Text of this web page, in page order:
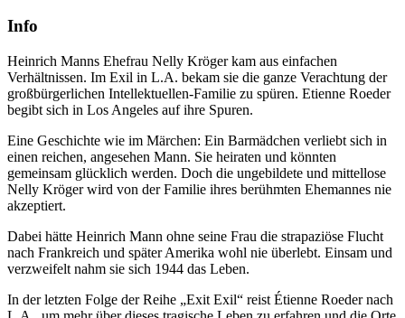
Info
Heinrich Manns Ehefrau Nelly Kröger kam aus einfachen
Verhältnissen. Im Exil in L.A. bekam sie die ganze Verachtung der
großbürgerlichen Intellektuellen-Familie zu spüren. Etienne Roeder
begibt sich in Los Angeles auf ihre Spuren.
Eine Geschichte wie im Märchen: Ein Barmädchen verliebt sich in
einen reichen, angesehen Mann. Sie heiraten und könnten
gemeinsam glücklich werden. Doch die ungebildete und mittellose
Nelly Kröger wird von der Familie ihres berühmten Ehemannes nie
akzeptiert.
Dabei hätte Heinrich Mann ohne seine Frau die strapaziöse Flucht
nach Frankreich und später Amerika wohl nie überlebt. Einsam und
verzweifelt nahm sie sich 1944 das Leben.
In der letzten Folge der Reihe „Exit Exil“ reist Étienne Roeder nach